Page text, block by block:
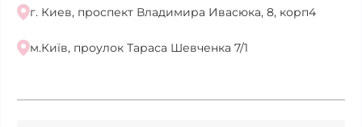
г. Киев, проспект Владимира Ивасюка, 8, корп4
м.Київ, проулок Тараса Шевченка 7/1